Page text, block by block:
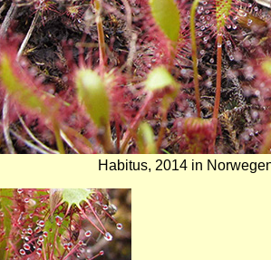
Habitus, 2014 in